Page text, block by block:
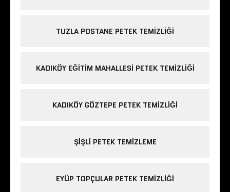
TUZLA POSTANE PETEK TEMIZLIĞI
KADIKÖY EĞITIM MAHALLESI PETEK TEMIZLIĞI
KADIKÖY GÖZTEPE PETEK TEMIZLIĞI
ŞIŞLI PETEK TEMIZLEME
EYÜP TOPÇULAR PETEK TEMIZLIĞI